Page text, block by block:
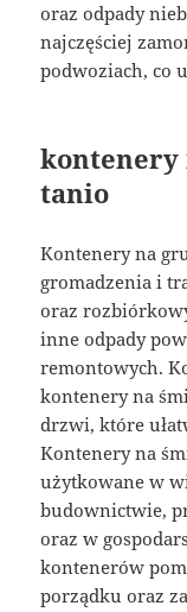
oraz odpady
najczęściej
podwoziach, co
kontenery
tanio
Kontenery na
gromadzenia i
oraz
inne odpady
remontowych.
kontenery na
drzwi, które
Kontenery na
użytkowane w
budownictwie,
oraz w
kontenerów
porządku oraz